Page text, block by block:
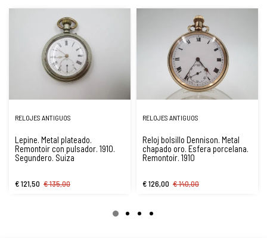
RELOJES ANTIGUOS
Lepine. Metal plateado.
Remontoir con pulsador. 1910.
Segundero. Suiza
€ 121,50 € 135,00
RELOJES ANTIGUOS
Reloj bolsillo Dennison. Metal
chapado oro. Esfera porcelana.
Remontoir. 1910
€ 126,00 € 140,00